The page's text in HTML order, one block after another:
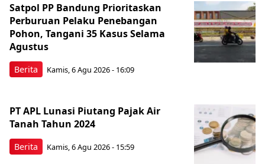
Berita
Satpol PP Bandung Prioritaskan
Perburuan Pelaku Penebangan
Pohon, Tangani 35 Kasus Selama
Agustus
Kamis, 6 Agu 2026 - 16:09
Berita
PT APL Lunasi Piutang Pajak Air
Tanah Tahun 2024
Kamis, 6 Agu 2026 - 15:59